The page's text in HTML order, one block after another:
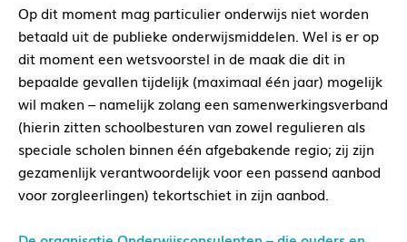
Op dit moment mag particulier onderwijs niet worden
betaald uit de publieke onderwijsmiddelen. Wel is er op
dit moment een wetsvoorstel in de maak die dit in
bepaalde gevallen tijdelijk (maximaal één jaar) mogelijk
wil maken – namelijk zolang een samenwerkingsverband
(hierin zitten schoolbesturen van zowel regulieren als
speciale scholen binnen één afgebakende regio; zij zijn
gezamenlijk verantwoordelijk voor een passend aanbod
voor zorgleerlingen) tekortschiet in zijn aanbod.